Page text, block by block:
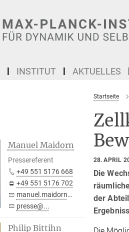
INSTITUT AKTUELLES
Startseite
28. APRIL
Die
der
Manuel Maidorn
Pressereferent
+49 551 5176 668
+49 551 5176 702
manuel.maidorn@...
presse@...
Philip Bittihn